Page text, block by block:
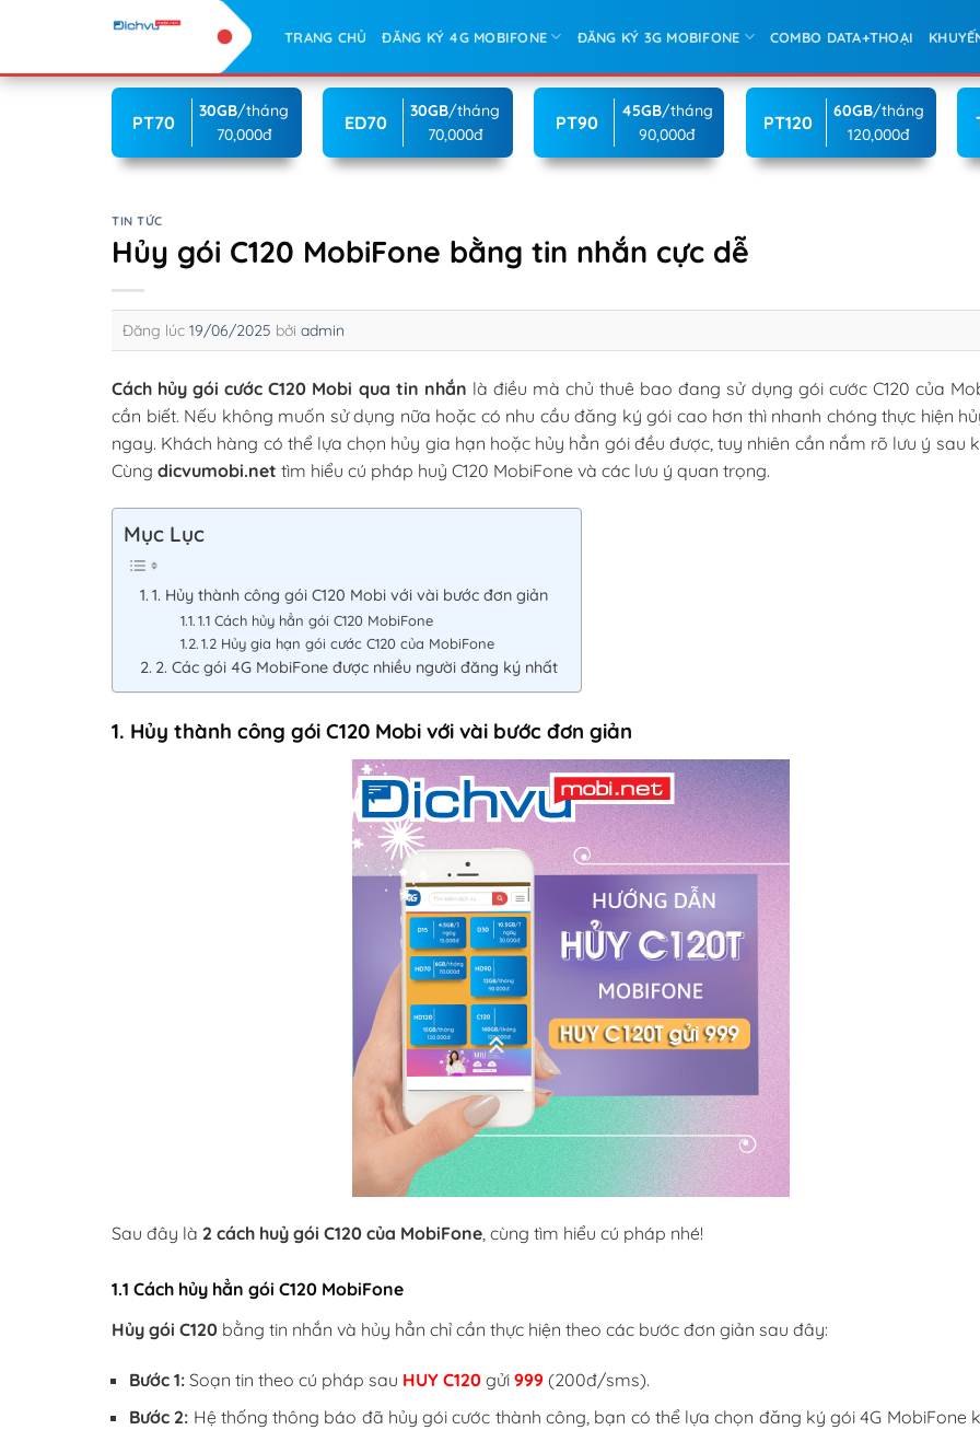
content
TRANG CHỦ ĐĂNG KÝ 4G MOBIFONE ĐĂNG KÝ 3G MOBIFONE COMBO DATA+THOẠI
PT70
30GB/tháng
70,000đ
ED70
30GB/tháng
70,000đ
PT90
45GB/tháng
90,000đ
PT120
60GB/tháng
120,000đ
TIN TỨC
Hủy gói C120 MobiFone bằng tin nhắn cực dễ
Đăng lúc 19/06/2025 bởi admin
Cách hủy gói cước C120 Mobi qua tin nhắn là điều mà chủ thuê bao đang sử dụng gói cước C120 của
cần biết. Nếu không muốn sử dụng nữa hoặc có nhu cầu đăng ký gói cao hơn thì nhanh chóng thực hiện
ngay. Khách hàng có thể lựa chọn hủy gia hạn hoặc hủy hẳn gói đều được, tuy nhiên cần nắm rõ lưu ý sau
Cùng dicvumobi.net tìm hiểu cú pháp huỷ C120 MobiFone và các lưu ý quan trọng.
Mục Lục
1. Hủy thành công gói C120 Mobi với vài bước đơn giản
1.1 Cách hủy hẳn gói C120 MobiFone
1.2 Hủy gia hạn gói cước C120 của MobiFone
2. Các gói 4G MobiFone được nhiều người đăng ký nhất
1. Hủy thành công gói C120 Mobi với vài bước đơn giản
Sau đây là 2 cách huỷ gói C120 của MobiFone, cùng tìm hiểu cú pháp nhé!
1.1 Cách hủy hẳn gói C120 MobiFone
Hủy gói C120 bằng tin nhắn và hủy hẳn chỉ cần thực hiện theo các bước đơn giản sau đây:
Bước 1: Soạn tin theo cú pháp sau HUY C120 gửi 999 (200đ/sms).
Bước 2: Hệ thống thông báo đã hủy gói cước thành công, bạn có thể lựa chọn đăng ký gói 4G MobiFone